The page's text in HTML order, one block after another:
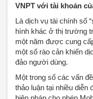
VNPT với tài khoản
Là dịch vụ tài chính số
hình khác ở thị trường
một năm được cung
một số rào cản khiến
đảo người dùng.
Một trong số các vấn
thảo luận tại nhiều diễn